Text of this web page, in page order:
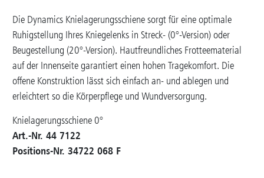
Die Dynamics Knielagerungsschiene sorgt für eine optimale
Ruhigstellung Ihres Kniegelenks in Streck- (0°-Version) oder
Beugestellung (20°-Version). Hautfreundliches Frotteematerial
auf der Innenseite garantiert einen hohen Tragekomfort. Die
offene Konstruktion lässt sich einfach an- und ablegen und
erleichtert so die Körperpflege und Wundversorgung.
Knielagerungsschiene 0°
Art.-Nr. 44 7122
Positions-Nr. 34722 068 F